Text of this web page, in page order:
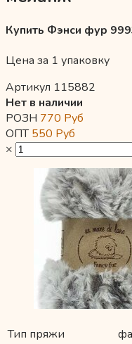
Купить Фэнси фур
Цена за 1 упаковку
Артикул 115882
Нет в наличии
РОЗН 770 Руб
ОПТ550 Руб
×
Тип пряжи